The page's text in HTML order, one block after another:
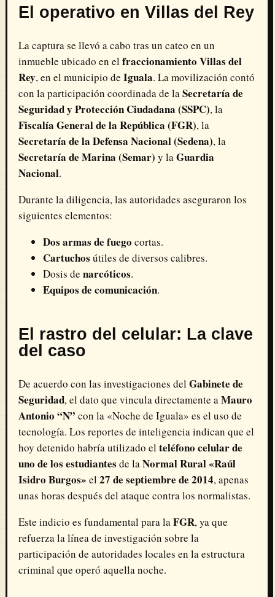
El operativo en Villas del Rey
La captura se llevó a cabo tras un cateo en un
inmueble ubicado en el fraccionamiento Villas del
Rey, en el municipio de Iguala. La movilización contó
con la participación coordinada de laSecretaría de
Seguridad y Protección Ciudadana (SSPC), la
Fiscalía General de la República (FGR), la
Secretaría de la Defensa Nacional (Sedena), la
Secretaría de Marina (Semar) y laGuardia
Nacional.
Durante la diligencia, las autoridades aseguraron los
siguientes elementos:
Dos armas de fuego cortas.
Cartuchos útiles de diversos calibres.
Dosis de narcóticos.
Equipos de comunicación.
El rastro del celular: La clave
del caso
De acuerdo con las investigaciones del Gabinete de
Seguridad, el dato que vincula directamente aMauro
Antonio “N” con la «Noche de Iguala» es el uso de
tecnología. Los reportes de inteligencia indican que el
hoy detenido habría utilizado el teléfono celular de
uno de los estudiantes de laNormal Rural «Raúl
Isidro Burgos» el 27 de septiembre de 2014, apenas
unas horas después del ataque contra los normalistas.
Este indicio es fundamental para laFGR, ya que
refuerza la línea de investigación sobre la
participación de autoridades locales en la estructura
criminal que operó aquella noche.